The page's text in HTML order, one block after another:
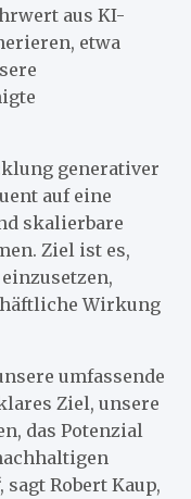
aus KI-
etwa
generativer
auf eine
skalierbare
Ziel ist es,
Wirkung
umfassende
Ziel, unsere
das Potenzial
Robert Kaup,